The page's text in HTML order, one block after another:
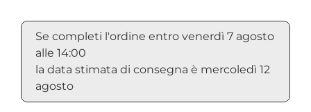
Se completi l'ordine entro venerdì 7 agosto
alle 14:00
la data stimata di consegna è mercoledì 12
agosto